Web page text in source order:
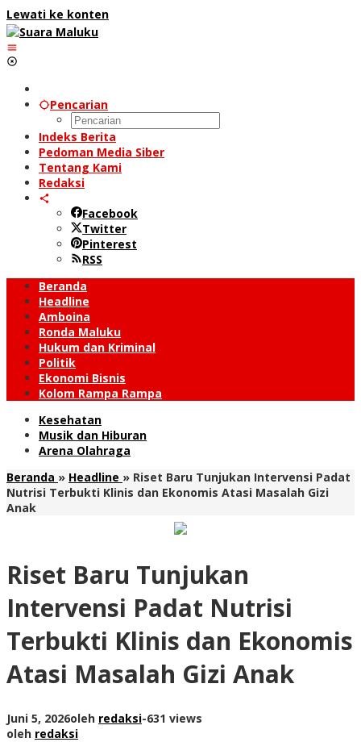
Lewati ke konten
Pencarian
Indeks Berita
Pedoman Media Siber
Tentang Kami
Redaksi
Facebook
Twitter
Pinterest
RSS
Beranda
Headline
Amboina
Ronda Maluku
Hukum dan Kriminal
Politik
Ekonomi Bisnis
Kolom Rampa Rampa
Kesehatan
Musik dan Hiburan
Arena Olahraga
Beranda » Headline » Riset Baru Tunjukan Intervensi Padat
Nutrisi Terbukti Klinis dan Ekonomis Atasi Masalah Gizi
Anak
Riset Baru Tunjukan
Intervensi Padat Nutrisi
Terbukti Klinis dan Ekonomis
Atasi Masalah Gizi Anak
Juni 5, 2026oleh redaksi-631 views
oleh redaksi